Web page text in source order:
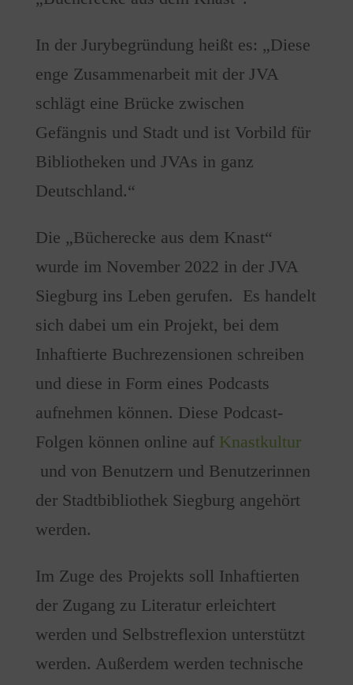
In der Jurybegründung heißt es: „Diese
enge Zusammenarbeit mit der JVA
schlägt eine Brücke zwischen
Gefängnis und Stadt und ist Vorbild für
Bibliotheken und JVAs in ganz
Deutschland.“
Die „Bücherecke aus dem Knast“
wurde im November 2022 in der JVA
Siegburg ins Leben gerufen. Es handelt
sich dabei um ein Projekt, bei dem
Inhaftierte Buchrezensionen schreiben
und diese in Form eines Podcasts
aufnehmen können. Diese Podcast-
Folgen können online auf Knastkultur
und von Benutzern und Benutzerinnen
der Stadtbibliothek Siegburg angehört
werden.
Im Zuge des Projekts soll Inhaftierten
der Zugang zu Literatur erleichtert
werden und Selbstreflexion unterstützt
werden. Außerdem werden technische